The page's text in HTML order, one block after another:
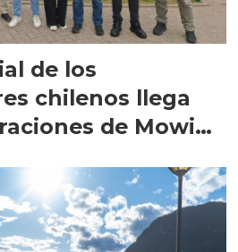
de los
chilenos llega
de Mowi